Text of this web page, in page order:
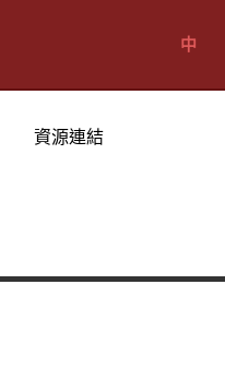
中
資源連結